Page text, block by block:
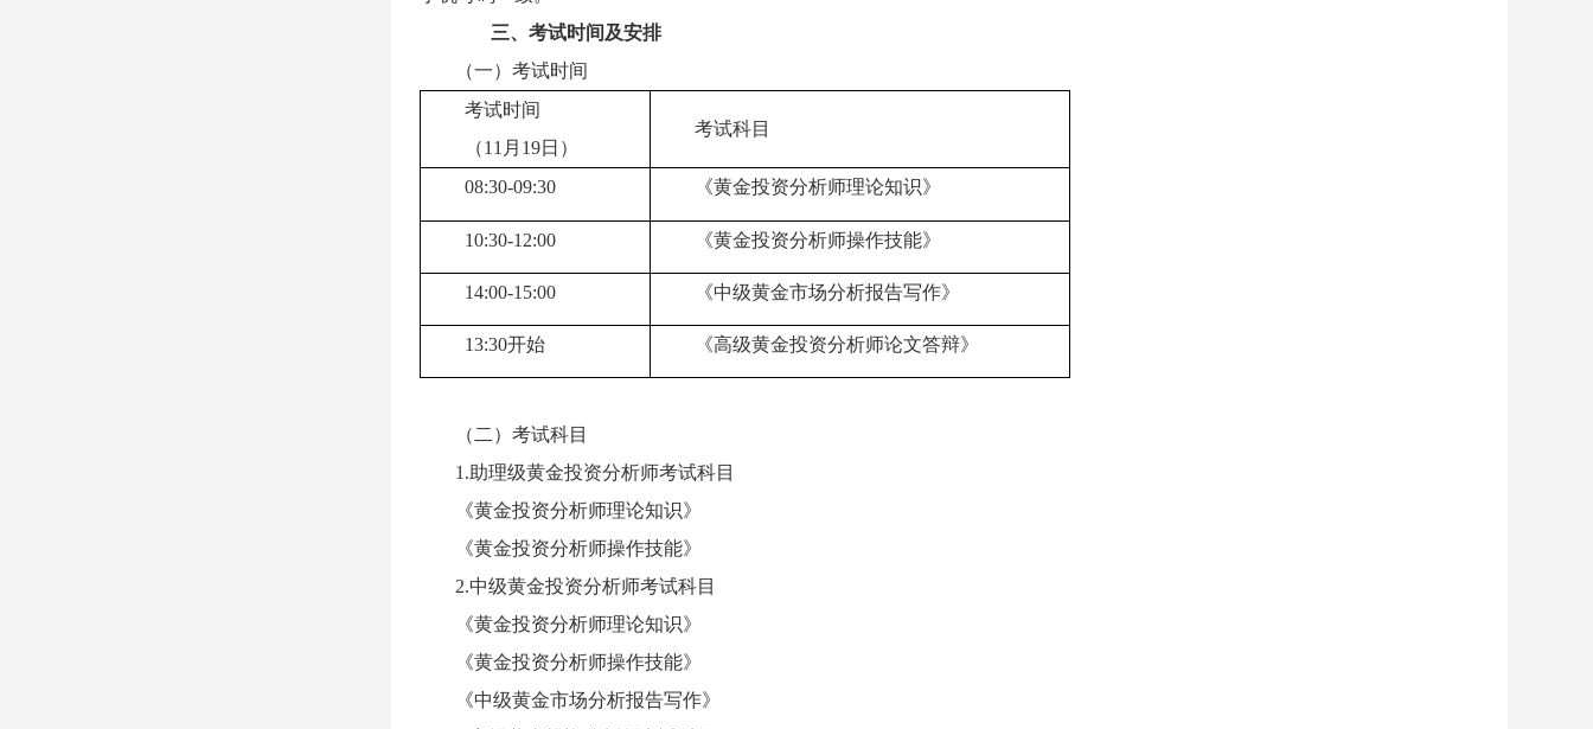
三、考试时间及安排
（一）考试时间
考试时间
（11月19日）
考试科目
08:30-09:30 《黄金投资分析师理论知识》
10:30-12:00 《黄金投资分析师操作技能》
14:00-15:00 《中级黄金市场分析报告写作》
13:30开始 《高级黄金投资分析师论文答辩》
（二）考试科目
1.助理级黄金投资分析师考试科目
《黄金投资分析师理论知识》
《黄金投资分析师操作技能》
2.中级黄金投资分析师考试科目
《黄金投资分析师理论知识》
《黄金投资分析师操作技能》
《中级黄金市场分析报告写作》